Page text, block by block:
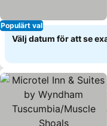
Populärt val
Välj datum för att se